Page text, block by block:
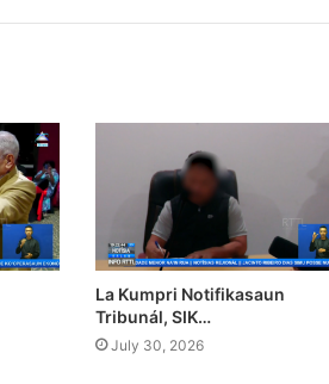
La Kumpri Notifikasaun
Tribunál, SIK…
July 30, 2026